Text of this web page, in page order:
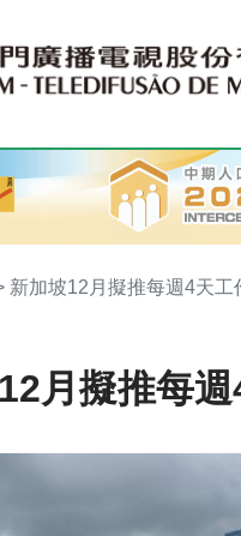
新加坡12月擬推每週4天工
月擬推每週